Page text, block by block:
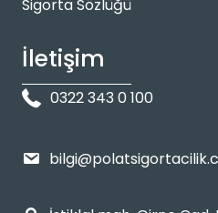
Sigorta Sözlüğü
İletişim
0322 343 0 100